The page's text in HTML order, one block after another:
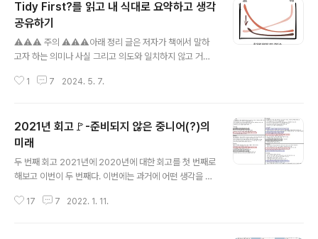
재하는지 여부 정도는 금방 나오기 때문이다. (심지어 PK
는 자동으로 인덱스가 생성되어있다!) 하다 못해 개발을 조
금이라도 해본 사람이라면 선형적으로 하나하나 전체를 탐
색하는 것이 느리기 때문에 해시 테이블, Set, Map, B-Tr
만 대규모 시스템에서는 값이 존재하는지 확인하는 방법에
Tidy First?를 읽고 내 식대로 요약하고 생각
공유하기
⚠️⚠️⚠️ 주의 ⚠️⚠️⚠️아래 정리 글은 저자가 책에서 말하
고자 하는 의미나 사실 그리고 의도와 일치하지 않고 거짓
(?) 이해해주시기 바랍니다.책도 읽어보시고 제 글도 읽어
분을 교정(?)해주시는 등의 의견 교환은 매우 환영합니다.
TL;DR리팩토링은 기능 개발을 멈추는 것이 아니다.코드
정리에 대한 커밋과 동작 변경에 대한 커밋은 분리해야한
다.코드를 만드는 데, 가장 큰 비용이 들어가는 일은 코드
는 리팩토링으로 가는 관문이다.PR 리뷰가 느리면 더 큰 P
1 7 2024. 5. 7.
2021년 회고🚩-준비되지 않은 중니어(?)의
미래
두 번째 회고 2021년에 2020년에 대한 회고를 첫 번째로
해보고 이번이 두 번째다. 이번에는 과거에 어떤 생각을 했
이뤘는지 이루지 못했는지, 이루지 못했다면 왜 그렇게 되
17 7 2022. 1. 11.